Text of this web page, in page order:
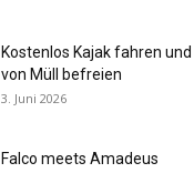
Kostenlos Kajak fahren
von Müll befreien
3. Juni 2026
Falco meets Amadeus